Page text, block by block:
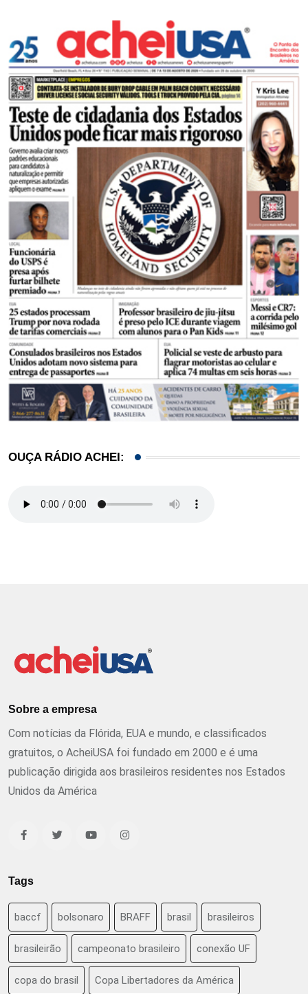
OUÇA RÁDIO ACHEI:
Sobre a empresa
Com notícias da Flórida, EUA e mundo, e classificados
gratuitos, o AcheiUSA foi fundado em 2000 e é uma
publicação dirigida aos brasileiros residentes nos Estados
Unidos da América
Tags
baccf bolsonaro BRAFF brasil brasileiros
brasileirão campeonato brasileiro conexão UF
copa do brasil Copa Libertadores da América